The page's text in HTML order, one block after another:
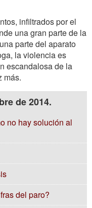
infiltrados por el
una gran parte de la
parte del aparato
la violencia es
escandalosa de la
más.
de 2014.
no hay solución al
del paro?